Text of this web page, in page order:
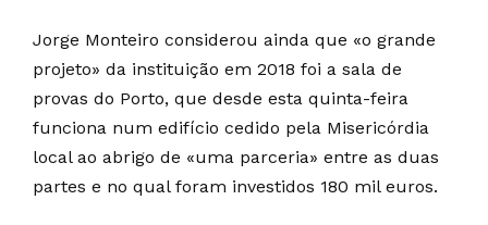
Jorge Monteiro considerou ainda que «o grande
projeto» da instituição em 2018 foi a sala de
provas do Porto, que desde esta quinta-feira
funciona num edifício cedido pela Misericórdia
local ao abrigo de «uma parceria» entre as duas
partes e no qual foram investidos 180 mil euros.